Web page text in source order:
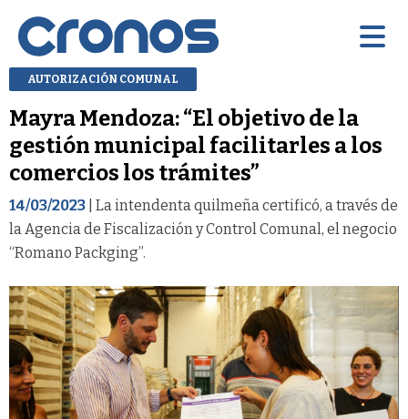
AUTORIZACIÓN COMUNAL
Mayra Mendoza: “El objetivo de la
gestión municipal facilitarles a los
comercios los trámites”
14/03/2023 | La intendenta quilmeña certificó, a través de
la Agencia de Fiscalización y Control Comunal, el negocio
“Romano Packging”.